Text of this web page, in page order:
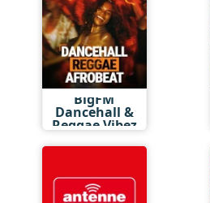
BigFM
Dancehall &
Reggae Vibez